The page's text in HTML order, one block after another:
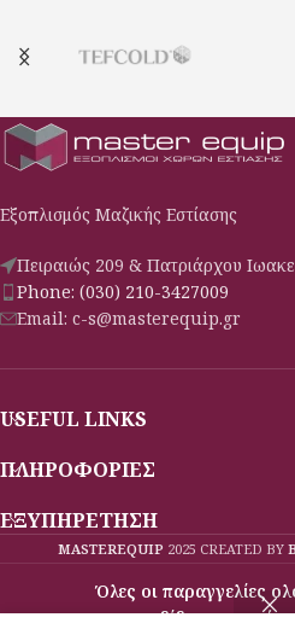
Όλες οι παραγγελίες
παραδίδονται
Εξοπλισμός Μαζικής Εστίασης
Πειραιώς 209 & Πατριάρχου
Phone: (030) 210-3427009
Email: c-s@masterequip.gr
USEFUL LINKS
ΠΛΗΡΟΦΟΡΙΕΣ
ΕΞΥΠΗΡΕΤΗΣΗ
MASTEREQUIP 2025 CREATED BY